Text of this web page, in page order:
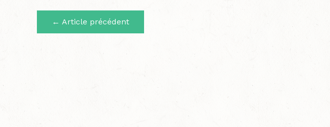
← Article précédent